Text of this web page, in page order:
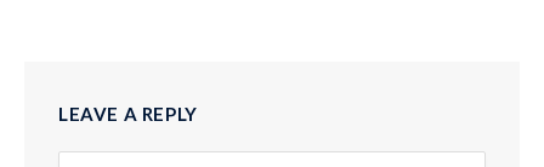
LEAVE A REPLY